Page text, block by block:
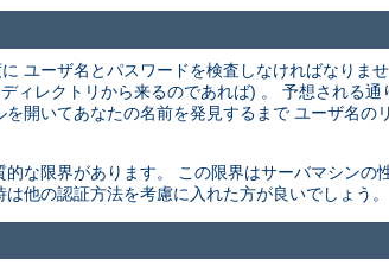
ユーザ名とパスワードを検査しなければなりま
レクトリから来るのであれば) 。 予想される通
開いてあなたの名前を発見するまで ユーザ名の
な限界があります。 この限界はサーバマシンの
他の認証方法を考慮に入れた方が良いでしょう。